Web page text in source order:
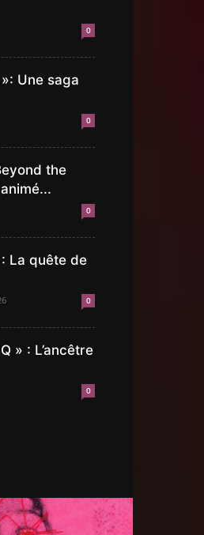
0
Une saga
0
the
0
La quête de
0
» : L’ancêtre
0